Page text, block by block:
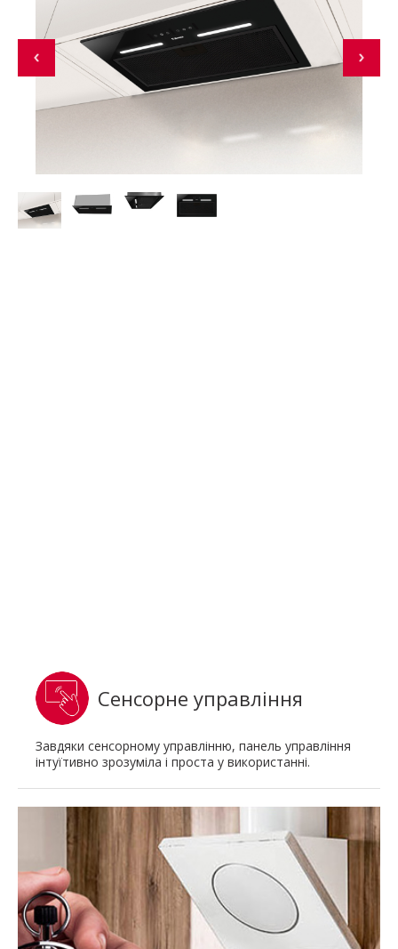
Сенсорне управління
Завдяки сенсорному управлінню, панель управління
інтуїтивно зрозуміла і проста у використанні.